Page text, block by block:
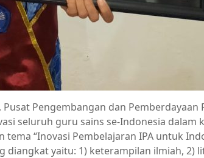
Pengembangan dan Pemberdayaan
seluruh guru sains se-Indonesia dalam
tema “Inovasi Pembelajaran IPA untuk
diangkat yaitu: 1) keterampilan ilmiah, 2)